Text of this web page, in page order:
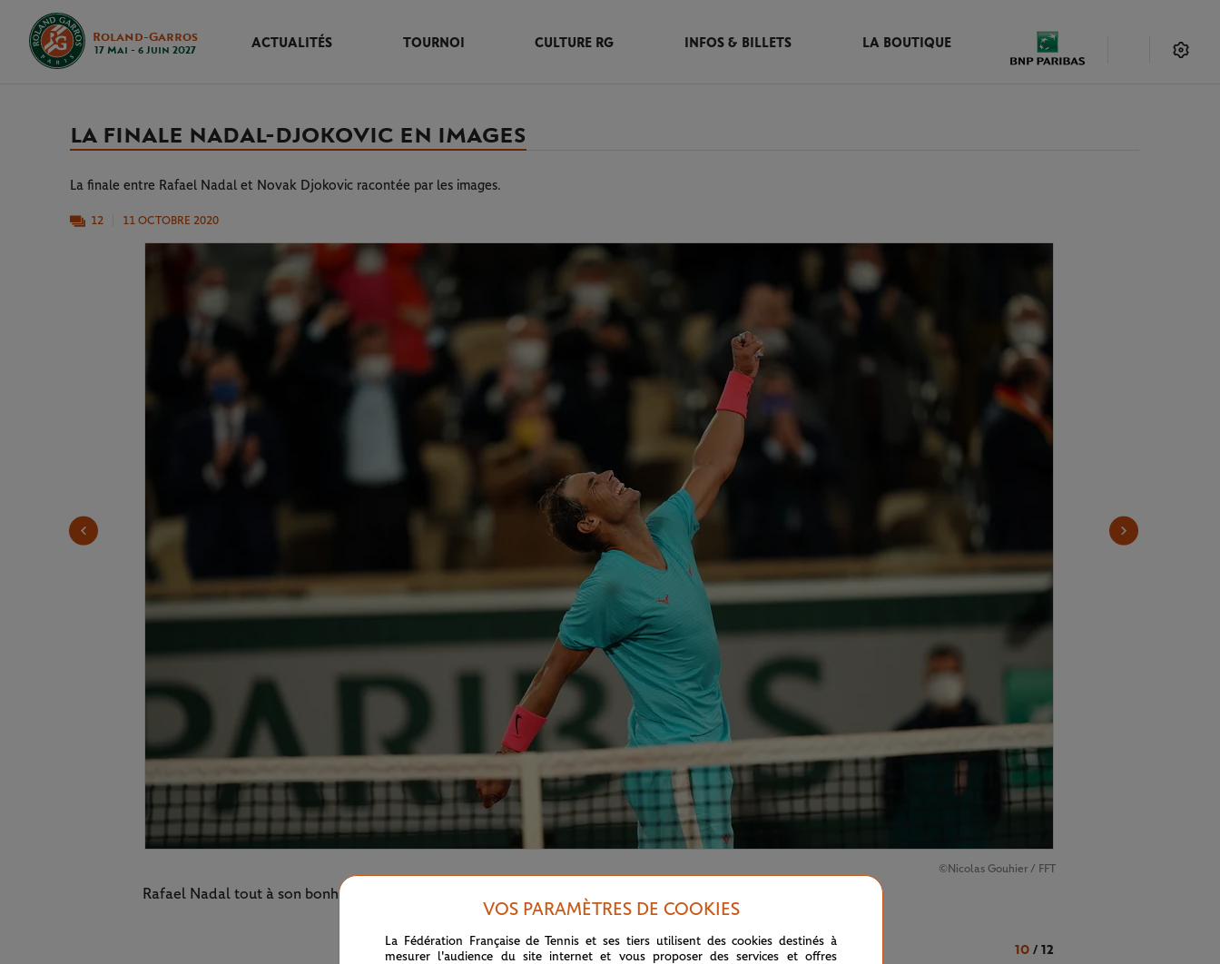
Roland-Garros
17 Mai - 6 Juin 2027
ACTUALITÉS TOURNOI CULTURE RG INFOS & BILLETS LA BOUTIQUE
LA FINALE NADAL-DJOKOVIC EN IMAGES
La finale entre Rafael Nadal et Novak Djokovic racontée par les images.
12 11 OCTOBRE 2020
©Nicolas Gouhier / FFT
Rafael Nadal tout à son bonheur. L'Espagnol continue d'écrire l'histoire à Roland-Garros. Et quelle histoire !
10/ 12
VOS PARAMÈTRES DE COOKIES
La Fédération Française de Tennis et ses tiers utilisent des cookies destinés à
mesurer l'audience du site internet et vous proposer des services et offres